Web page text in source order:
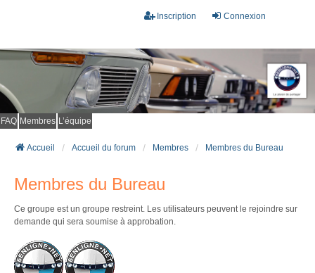
Connexion
Inscription
FAQ Membres L’équipe
Accueil Accueil du forum Membres Membres du Bureau
Membres du Bureau
Ce groupe est un groupe restreint. Les utilisateurs peuvent le rejoindre sur
demande qui sera soumise à approbation.